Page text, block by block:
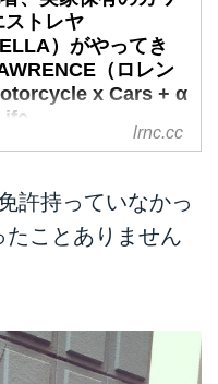
ストレヤ
）がやってき
（ロレン
x Cars + α
グに参加しないならバ
を受けたトーマス
21日。台風の影響でや
い金曜日。
参加してないからです
ス、大事なお役目をい
lrnc.cc
許持っていなかっ
ことありません